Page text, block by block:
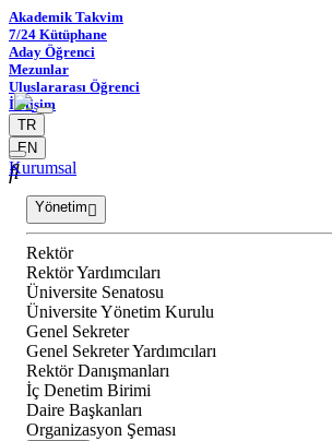
Akademik Takvim
7/24 Kütüphane
Aday Öğrenci
Mezunlar
Uluslararası Öğrenci
İletişim
TR
EN
Kurumsal
Yönetim
Rektör
Rektör Yardımcıları
Üniversite Senatosu
Üniversite Yönetim Kurulu
Genel Sekreter
Genel Sekreter Yardımcıları
Rektör Danışmanları
İç Denetim Birimi
Daire Başkanları
Organizasyon Şeması